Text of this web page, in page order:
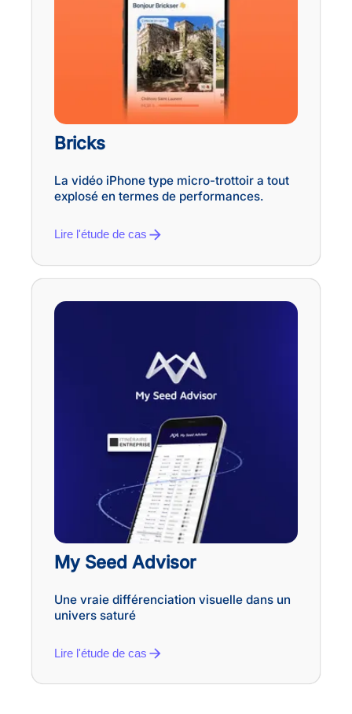
Bricks
La vidéo iPhone type micro-trottoir a tout
explosé en termes de performances.
Lire l'étude de cas
My Seed Advisor
Une vraie différenciation visuelle dans un
univers saturé
Lire l'étude de cas